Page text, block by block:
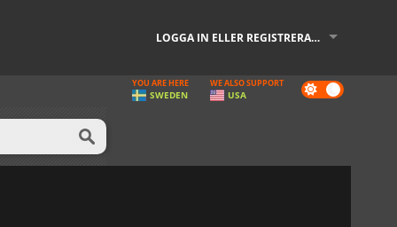
LOGGA IN ELLER REGISTRERA DIG
Dark
mode
YOU ARE HERE
SWEDEN
WE ALSO SUPPORT
USA